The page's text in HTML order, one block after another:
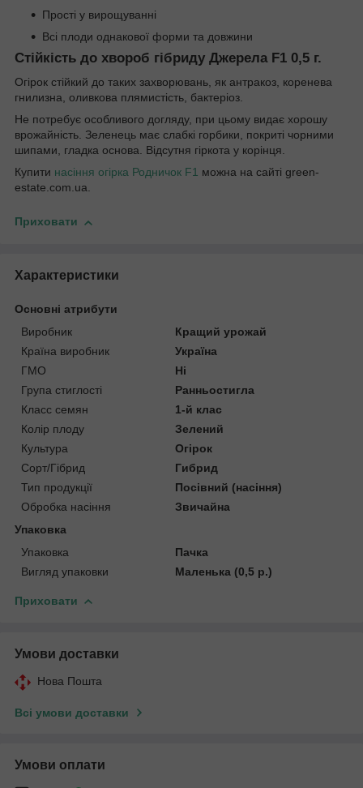
Прості у вирощуванні
Всі плоди однакової форми та довжини
Стійкість до хвороб гібриду Джерела F1 0,5 г.
Огірок стійкий до таких захворювань, як антракоз, коренева
гнилизна, оливкова плямистість, бактеріоз.
Не потребує особливого догляду, при цьому видає хорошу
врожайність. Зеленець має слабкі горбики, покриті чорними
шипами, гладка основа. Відсутня гіркота у корінця.
Купити насіння огірка Родничок F1 можна на сайті green-
estate.com.ua.
Приховати
Характеристики
Основні атрибути
Виробник
Кращий урожай
Країна виробник
Україна
ГМО
Ні
Група стиглості
Ранньостигла
Класс семян
1-й клас
Колір плоду
Зелений
Культура
Огірок
Сорт/Гібрид
Гибрид
Тип продукції
Посівний (насіння)
Обробка насіння
Звичайна
Упаковка
Упаковка
Пачка
Вигляд упаковки
Маленька (0,5 р.)
Приховати
Умови доставки
Нова Пошта
Всі умови доставки
Умови оплати